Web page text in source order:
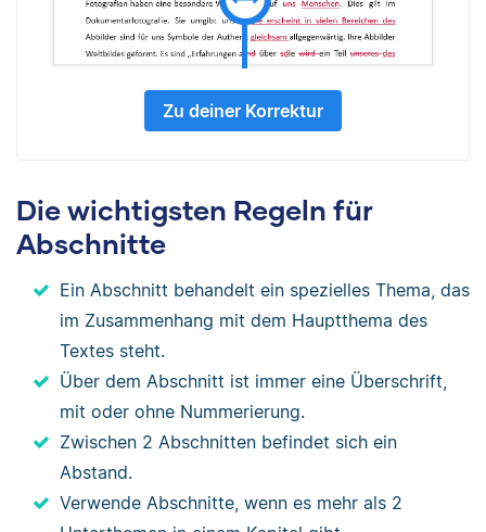
Zu deiner Korrektur
Die wichtigsten Regeln für
Abschnitte
Ein Abschnitt behandelt ein spezielles Thema, das
im Zusammenhang mit dem Hauptthema des
Textes steht.
Über dem Abschnitt ist immer eine Überschrift,
mit oder ohne Nummerierung.
Zwischen 2 Abschnitten befindet sich ein
Abstand.
Verwende Abschnitte, wenn es mehr als 2